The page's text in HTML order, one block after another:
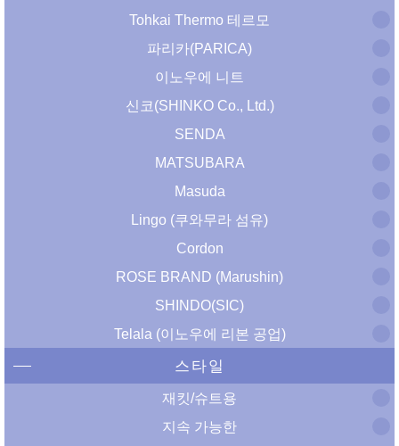
Tohkai Thermo 테르모
파리카(PARICA)
이노우에 니트
신코(SHINKO Co., Ltd.)
SENDA
MATSUBARA
Masuda
Lingo (쿠와무라 섬유)
Cordon
ROSE BRAND (Marushin)
SHINDO(SIC)
Telala (이노우에 리본 공업)
스타일
재킷/슈트용
지속 가능한